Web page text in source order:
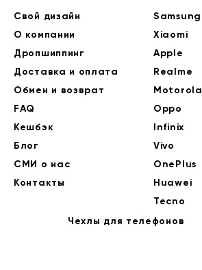
Свой дизайн
О компании
Дропшиппинг
Доставка и оплата
Обмен и возврат
FAQ
Кешбэк
Блог
СМИ о нас
Контакты
Samsung
Xiaomi
Apple
Realme
Motorola
Oppo
Infinix
Vivo
OnePlus
Huawei
Tecno
Чехлы для телефонов